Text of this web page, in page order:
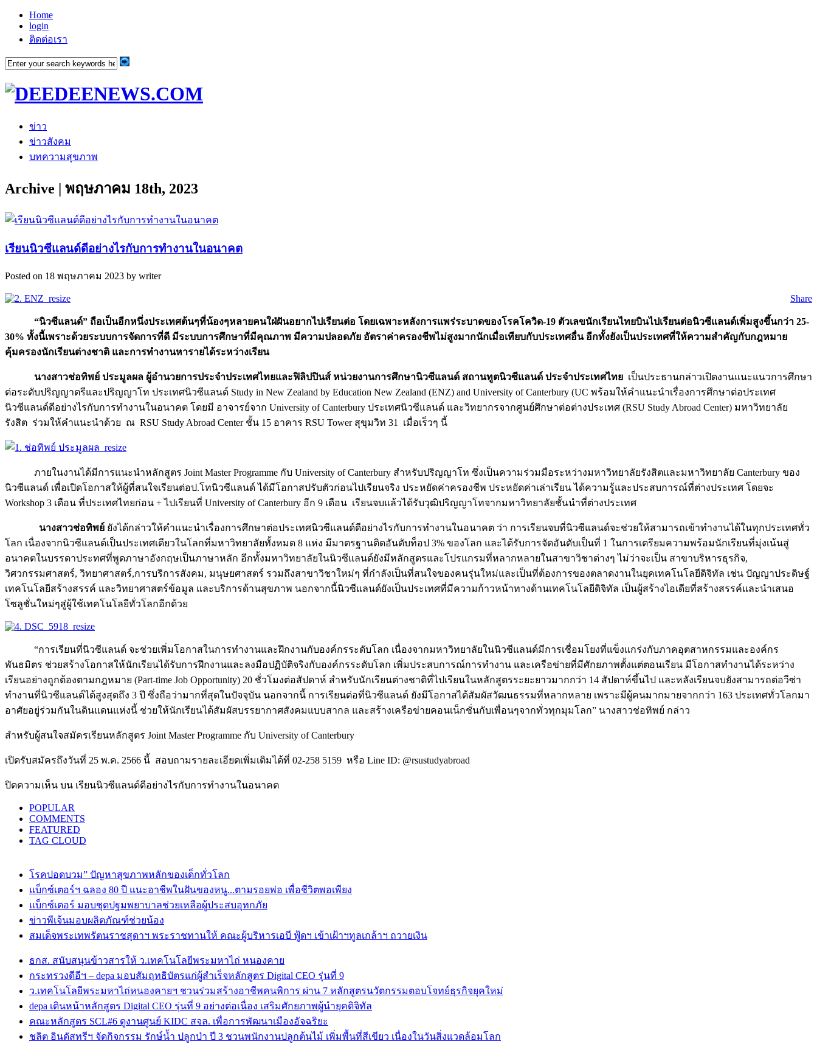
Home
login
ติดต่อเรา
ข่าว
ข่าวสังคม
บทความสุขภาพ
Archive | พฤษภาคม 18th, 2023
เรียนนิวซีแลนด์ดีอย่างไรกับการทำงานในอนาคต
Posted on 18 พฤษภาคม 2023 by writer
Share
“นิวซีแลนด์” ถือเป็นอีกหนึ่งประเทศต้นๆที่น้องๆหลายคนใฝ่ฝันอยากไปเรียนต่อ โดยเฉพาะหลังการแพร่ระบาดของโรคโควิด-19 ตัวเลขนักเรียนไทยบินไปเรียนต่อนิวซีแลนด์เพิ่มสูงขึ้นกว่า 25-
30% ทั้งนี้เพราะด้วยระบบการจัดการที่ดี มีระบบการศึกษาที่มีคุณภาพ มีความปลอดภัย อัตราค่าครองชีพไม่สูงมากนักเมื่อเทียบกับประเทศอื่น อีกทั้งยังเป็นประเทศที่ให้ความสำคัญกับกฎหมาย
คุ้มครองนักเรียนต่างชาติ และการทำงานหารายได้ระหว่างเรียน
นางสาวช่อทิพย์ ประมูลผล ผู้อำนวยการประจำประเทศไทยและฟิลิปปินส์ หน่วยงานการศึกษานิวซีแลนด์ สถานทูตนิวซีแลนด์ ประจำประเทศไทย เป็นประธานกล่าวเปิดงานแนะแนวการศึกษา
ต่อระดับปริญญาตรีและปริญญาโท ประเทศนิวซีแลนด์ Study in New Zealand by Education New Zealand (ENZ) and University of Canterbury (UC พร้อมให้คำแนะนำเรื่องการศึกษาต่อประเทศ
นิวซีแลนด์ดีอย่างไรกับการทำงานในอนาคต โดยมี อาจารย์จาก University of Canterbury ประเทศนิวซีแลนด์ และวิทยากรจากศูนย์ศึกษาต่อต่างประเทศ (RSU Study Abroad Center) มหาวิทยาลัย
รังสิต ร่วมให้คำแนะนำด้วย ณ RSU Study Abroad Center ชั้น 15 อาคาร RSU Tower สุขุมวิท 31 เมื่อเร็วๆ นี้
ภายในงานได้มีการแนะนำหลักสูตร Joint Master Programme กับ University of Canterbury สำหรับปริญญาโท ซึ่งเป็นความร่วมมือระหว่างมหาวิทยาลัยรังสิตและมหาวิทยาลัย Canterbury ของ
นิวซีแลนด์ เพื่อเปิดโอกาสให้ผู้ที่สนใจเรียนต่อป.โทนิวซีแลนด์ ได้มีโอกาสปรับตัวก่อนไปเรียนจริง ประหยัดค่าครองชีพ ประหยัดค่าเล่าเรียน ได้ความรู้และประสบการณ์ที่ต่างประเทศ โดยจะ
Workshop 3 เดือน ที่ประเทศไทยก่อน + ไปเรียนที่ University of Canterbury อีก 9 เดือน เรียนจบแล้วได้รับวุฒิปริญญาโทจากมหาวิทยาลัยชั้นนำที่ต่างประเทศ
นางสาวช่อทิพย์ ยังได้กล่าวให้คำแนะนำเรื่องการศึกษาต่อประเทศนิวซีแลนด์ดีอย่างไรกับการทำงานในอนาคต ว่า การเรียนจบที่นิวซีแลนด์จะช่วยให้สามารถเข้าทำงานได้ในทุกประเทศทั่ว
โลก เนื่องจากนิวซีแลนด์เป็นประเทศเดียวในโลกที่มหาวิทยาลัยทั้งหมด 8 แห่ง มีมาตรฐานติดอันดับท็อป 3% ของโลก และได้รับการจัดอันดับเป็นที่ 1 ในการเตรียมความพร้อมนักเรียนที่มุ่งเน้นสู่
อนาคตในบรรดาประทศที่พูดภาษาอังกฤษเป็นภาษาหลัก อีกทั้งมหาวิทยาลัยในนิวซีแลนด์ยังมีหลักสูตรและโปรแกรมที่หลากหลายในสาขาวิชาต่างๆ ไม่ว่าจะเป็น สาขาบริหารธุรกิจ,
วิศวกรรมศาสตร์, วิทยาศาสตร์,การบริการสังคม, มนุษยศาสตร์ รวมถึงสาขาวิชาใหม่ๆ ที่กำลังเป็นที่สนใจของคนรุ่นใหม่และเป็นที่ต้องการของตลาดงานในยุคเทคโนโลยีดิจิทัล เช่น ปัญญาประดิษฐ์
เทคโนโลยีสร้างสรรค์ และวิทยาศาสตร์ข้อมูล และบริการด้านสุขภาพ นอกจากนี้นิวซีแลนด์ยังเป็นประเทศที่มีความก้าวหน้าทางด้านเทคโนโลยีดิจิทัล เป็นผู้สร้างไอเดียที่สร้างสรรค์และนำเสนอ
โซลูชั่นใหม่ๆสู่ผู้ใช้เทคโนโลยีทั่วโลกอีกด้วย
“การเรียนที่นิวซีแลนด์ จะช่วยเพิ่มโอกาสในการทำงานและฝึกงานกับองค์กรระดับโลก เนื่องจากมหาวิทยาลัยในนิวซีแลนด์มีการเชื่อมโยงที่แข็งแกร่งกับภาคอุตสาหกรรมและองค์กร
พันธมิตร ช่วยสร้างโอกาสให้นักเรียนได้รับการฝึกงานและลงมือปฏิบัติจริงกับองค์กรระดับโลก เพิ่มประสบการณ์การทำงาน และเครือข่ายที่มีศักยภาพตั้งแต่ตอนเรียน มีโอกาสทำงานได้ระหว่าง
เรียนอย่างถูกต้องตามกฎหมาย (Part-time Job Opportunity) 20 ชั่วโมงต่อสัปดาห์ สำหรับนักเรียนต่างชาติที่ไปเรียนในหลักสูตรระยะยาวมากกว่า 14 สัปดาห์ขึ้นไป และหลังเรียนจบยังสามารถต่อวีซ่า
ทำงานที่นิวซีแลนด์ได้สูงสุดถึง 3 ปี ซึ่งถือว่ามากที่สุดในปัจจุบัน นอกจากนี้ การเรียนต่อที่นิวซีแลนด์ ยังมีโอกาสได้สัมผัสวัฒนธรรมที่หลากหลาย เพราะมีผู้คนมากมายจากกว่า 163 ประเทศทั่วโลกมา
อาศัยอยู่ร่วมกันในดินแดนแห่งนี้ ช่วยให้นักเรียนได้สัมผัสบรรยากาศสังคมแบบสากล และสร้างเครือข่ายคอนเน็กชั่นกับเพื่อนๆจากทั่วทุกมุมโลก” นางสาวช่อทิพย์ กล่าว
สำหรับผู้สนใจสมัครเรียนหลักสูตร Joint Master Programme กับ University of Canterbury
เปิดรับสมัครถึงวันที่ 25 พ.ค. 2566 นี้ สอบถามรายละเอียดเพิ่มเติมได้ที่ 02-258 5159 หรือ Line ID: @rsustudyabroad
ปิดความเห็น บน เรียนนิวซีแลนด์ดีอย่างไรกับการทำงานในอนาคต
POPULAR
COMMENTS
FEATURED
TAG CLOUD
โรคปอดบวม” ปัญหาสุขภาพหลักของเด็กทั่วโลก
แบ็กซ์เตอร์ฯ ฉลอง 80 ปี แนะอาชีพในฝันของหนู...ตามรอยพ่อ เพื่อชีวิตพอเพียง
แบ็กซ์เตอร์ มอบชุดปฐมพยาบาลช่วยเหลือผู้ประสบอุทกภัย
ข่าวพีเจ้นมอบผลิตภัณฑ์ช่วยน้อง
สมเด็จพระเทพรัตนราชสุดาฯ พระราชทานให้ คณะผู้บริหารเอบี ฟู้ดฯ เข้าเฝ้าฯทูลเกล้าฯ ถวายเงิน
ธกส. สนับสนุนข้าวสารให้ ว.เทคโนโลยีพระมหาไถ่ หนองคาย
กระทรวงดีอีฯ – depa มอบสัมฤทธิบัตรแก่ผู้สำเร็จหลักสูตร Digital CEO รุ่นที่ 9
ว.เทคโนโลยีพระมหาไถ่หนองคายฯ ชวนร่วมสร้างอาชีพคนพิการ ผ่าน 7 หลักสูตรนวัตกรรมตอบโจทย์ธุรกิจยุคใหม่
depa เดินหน้าหลักสูตร Digital CEO รุ่นที่ 9 อย่างต่อเนื่อง เสริมศักยภาพผู้นำยุคดิจิทัล
คณะหลักสูตร SCL#6 ดูงานศูนย์ KIDC สจล. เพื่อการพัฒนาเมืองอัจฉริยะ
ชลิต อินดัสทรีฯ จัดกิจกรรม รักษ์น้ำ ปลูกป่า ปี 3 ชวนพนักงานปลูกต้นไม้ เพิ่มพื้นที่สีเขียว เนื่องในวันสิ่งแวดล้อมโลก